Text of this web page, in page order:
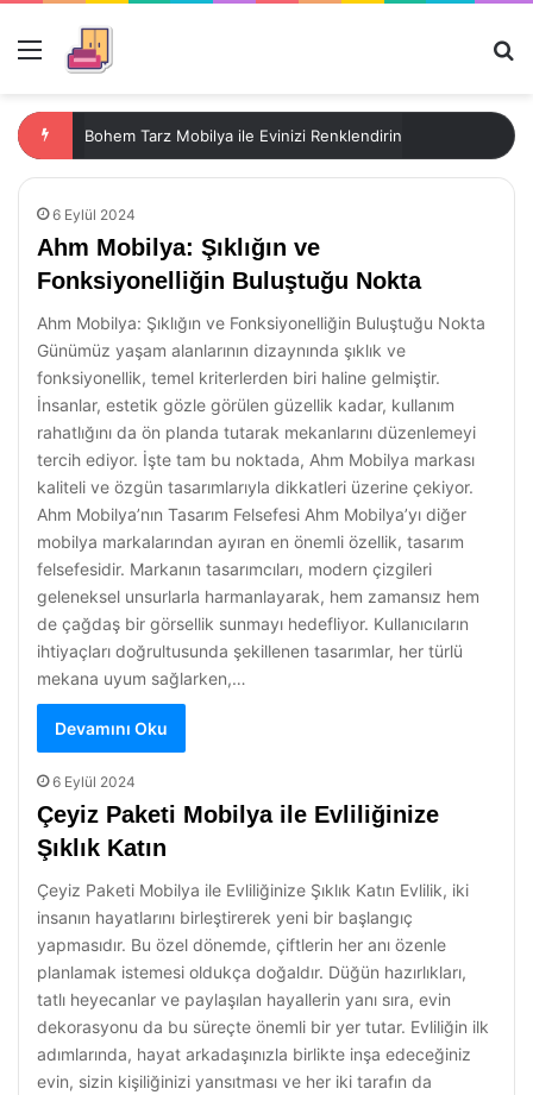
Menü
Bohem Tarz Mobilya ile Evinizi Renklendirin
6 Eylül 2024
Ahm Mobilya: Şıklığın ve
Fonksiyonelliğin Buluştuğu Nokta
Ahm Mobilya: Şıklığın ve Fonksiyonelliğin Buluştuğu Nokta
Günümüz yaşam alanlarının dizaynında şıklık ve
fonksiyonellik, temel kriterlerden biri haline gelmiştir.
İnsanlar, estetik gözle görülen güzellik kadar, kullanım
rahatlığını da ön planda tutarak mekanlarını düzenlemeyi
tercih ediyor. İşte tam bu noktada, Ahm Mobilya markası
kaliteli ve özgün tasarımlarıyla dikkatleri üzerine çekiyor.
Ahm Mobilya’nın Tasarım Felsefesi Ahm Mobilya’yı diğer
mobilya markalarından ayıran en önemli özellik, tasarım
felsefesidir. Markanın tasarımcıları, modern çizgileri
geleneksel unsurlarla harmanlayarak, hem zamansız hem
de çağdaş bir görsellik sunmayı hedefliyor. Kullanıcıların
ihtiyaçları doğrultusunda şekillenen tasarımlar, her türlü
mekana uyum sağlarken,…
Devamını Oku
6 Eylül 2024
Çeyiz Paketi Mobilya ile Evliliğinize
Şıklık Katın
Çeyiz Paketi Mobilya ile Evliliğinize Şıklık Katın Evlilik, iki
insanın hayatlarını birleştirerek yeni bir başlangıç
yapmasıdır. Bu özel dönemde, çiftlerin her anı özenle
planlamak istemesi oldukça doğaldır. Düğün hazırlıkları,
tatlı heyecanlar ve paylaşılan hayallerin yanı sıra, evin
dekorasyonu da bu süreçte önemli bir yer tutar. Evliliğin ilk
adımlarında, hayat arkadaşınızla birlikte inşa edeceğiniz
evin, sizin kişiliğinizi yansıtması ve her iki tarafın da